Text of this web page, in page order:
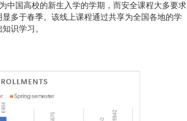
中国高校的新生入学的学期，而安全课程大多要求
多于春季。该线上课程通过共享为全国各地的学
识学习。